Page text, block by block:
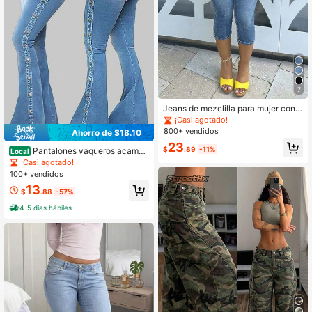
Ahorro de $18.10
Local Pantalones vaqueros acampa
nados elásticos de talle alto para m
ujer, con efecto levanta glúteos, rib
ete vertical lateral de remaches met
álicos, bajo deshilachado y corte bo
¡Casi agotado!
100+ vendidos
$13.88 -57%
4-5 días hábiles
7
Jeans de mezclilla para mujer con b
ordado en los bolsillos, shorts capri
ajustados elásticos casuales de ver
¡Casi agotado!
800+ vendidos
$23.89 -11%